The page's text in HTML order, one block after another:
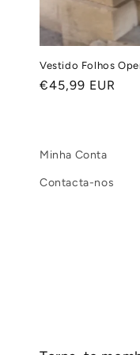
Vestido Folhos
Preço
€45,99 EUR
Minha Conta
Contacta-nos